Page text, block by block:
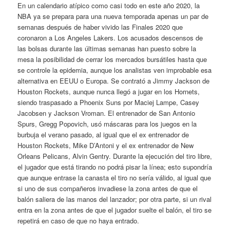
En un calendario atípico como casi todo en este año 2020, la
NBA ya se prepara para una nueva temporada apenas un par de
semanas después de haber vivido las Finales 2020 que
coronaron a Los Angeles Lakers. Los acusados descensos de
las bolsas durante las últimas semanas han puesto sobre la
mesa la posibilidad de cerrar los mercados bursátiles hasta que
se controle la epidemia, aunque los analistas ven improbable esa
alternativa en EEUU o Europa. Se contrató a Jimmy Jackson de
Houston Rockets, aunque nunca llegó a jugar en los Hornets,
siendo traspasado a Phoenix Suns por Maciej Lampe, Casey
Jacobsen y Jackson Vroman. El entrenador de San Antonio
Spurs, Gregg Popovich, usó máscaras para los juegos en la
burbuja el verano pasado, al igual que el ex entrenador de
Houston Rockets, Mike D’Antoni y el ex entrenador de New
Orleans Pelicans, Alvin Gentry. Durante la ejecución del tiro libre,
el jugador que está tirando no podrá pisar la línea; esto supondría
que aunque entrase la canasta el tiro no sería válido, al igual que
si uno de sus compañeros invadiese la zona antes de que el
balón saliera de las manos del lanzador; por otra parte, si un rival
entra en la zona antes de que el jugador suelte el balón, el tiro se
repetirá en caso de que no haya entrado.